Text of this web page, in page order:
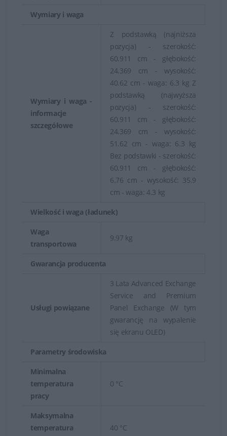
Wymiary i waga
Wymiary i waga -
informacje
szczegółowe
Z podstawką (najniższa
pozycja) - szerokość:
60.911 cm - głębokość:
24.369 cm - wysokość:
40.62 cm - waga: 6.3 kg Z
podstawką (najwyższa
pozycja) - szerokość:
60.911 cm - głębokość:
24.369 cm - wysokość:
51.62 cm - waga: 6.3 kg
Bez podstawki - szerokość:
60.911 cm - głębokość:
6.76 cm - wysokość: 35.9
cm - waga: 4.3 kg
Wielkość i waga (ładunek)
Waga
transportowa
9.97 kg
Gwarancja producenta
Usługi powiązane
3 Lata Advanced Exchange
Service and Premium
Panel Exchange (W tym
gwarancję na wypalenie
się ekranu OLED)
Parametry środowiska
Minimalna
temperatura
pracy
0 °C
Maksymalna
temperatura
40 °C